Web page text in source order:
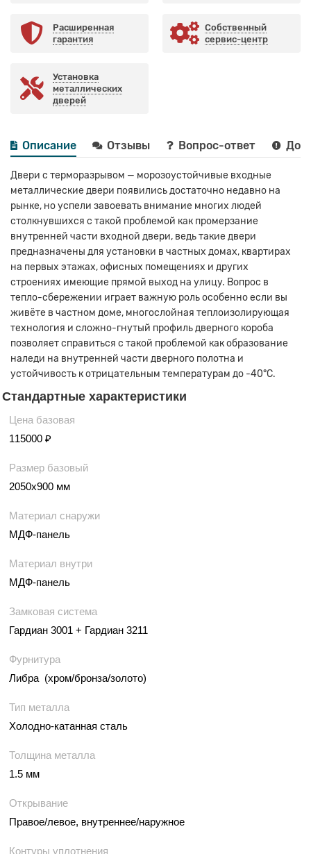
Расширенная
гарантия
Собственный
сервис-центр
Установка
металлических
дверей
Описание Отзывы Вопрос-ответ
Двери с терморазрывом — морозоустойчивые входные
металлические двери появились достаточно недавно на
рынке, но успели завоевать внимание многих людей
столкнувшихся с такой проблемой как промерзание
внутренней части входной двери, ведь такие двери
предназначены для установки в частных домах, квартирах
на первых этажах, офисных помещениях и других
строениях имеющие прямой выход на улицу. Вопрос в
тепло-сбережении играет важную роль особенно если вы
живёте в частном доме, многослойная теплоизолирующая
технология и сложно-гнутый профиль дверного короба
позволяет справиться с такой проблемой как образование
наледи на внутренней части дверного полотна и
устойчивость к отрицательным температурам до -40°С.
Стандартные характеристики
Цена базовая
115000 ₽
Размер базовый
2050х900 мм
Материал снаружи
МДФ-панель
Материал внутри
МДФ-панель
Замковая система
Гардиан 3001 + Гардиан 3211
Фурнитура
Либра (хром/бронза/золото)
Тип металла
Холодно-катанная сталь
Толщина металла
1.5 мм
Открывание
Правое/левое, внутреннее/наружное
Контуры уплотнения